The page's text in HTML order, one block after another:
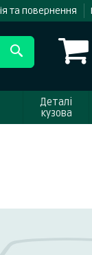
та повернення
Деталі
кузова